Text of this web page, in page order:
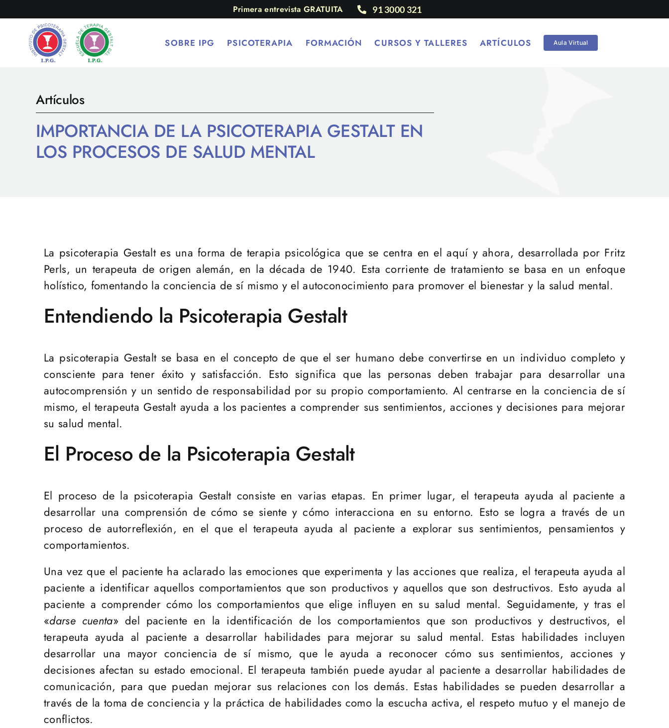
al
contenido
Primera entrevista GRATUITA 91 3000 321
SOBRE IPG PSICOTERAPIA FORMACIÓN CURSOS Y TALLERES ARTÍCULOS Aula Virtual
Artículos
IMPORTANCIA DE LA PSICOTERAPIA GESTALT EN
LOS PROCESOS DE SALUD MENTAL
La psicoterapia Gestalt es una forma de terapia psicológica que se centra en el aquí y ahora, desarrollada por Fritz
Perls, un terapeuta de origen alemán, en la década de 1940. Esta corriente de tratamiento se basa en un enfoque
holístico, fomentando la conciencia de sí mismo y el autoconocimiento para promover el bienestar y la salud mental.
Entendiendo la Psicoterapia Gestalt
La psicoterapia Gestalt se basa en el concepto de que el ser humano debe convertirse en un individuo completo y
consciente para tener éxito y satisfacción. Esto significa que las personas deben trabajar para desarrollar una
autocomprensión y un sentido de responsabilidad por su propio comportamiento. Al centrarse en la conciencia de sí
mismo, el terapeuta Gestalt ayuda a los pacientes a comprender sus sentimientos, acciones y decisiones para mejorar
su salud mental.
El Proceso de la Psicoterapia Gestalt
El proceso de la psicoterapia Gestalt consiste en varias etapas. En primer lugar, el terapeuta ayuda al paciente a
desarrollar una comprensión de cómo se siente y cómo interacciona en su entorno. Esto se logra a través de un
proceso de autorreflexión, en el que el terapeuta ayuda al paciente a explorar sus sentimientos, pensamientos y
comportamientos.
Una vez que el paciente ha aclarado las emociones que experimenta y las acciones que realiza, el terapeuta ayuda al
paciente a identificar aquellos comportamientos que son productivos y aquellos que son destructivos. Esto ayuda al
paciente a comprender cómo los comportamientos que elige influyen en su salud mental. Seguidamente, y tras el
«darse cuenta» del paciente en la identificación de los comportamientos que son productivos y destructivos, el
terapeuta ayuda al paciente a desarrollar habilidades para mejorar su salud mental. Estas habilidades incluyen
desarrollar una mayor conciencia de sí mismo, que le ayuda a reconocer cómo sus sentimientos, acciones y
decisiones afectan su estado emocional. El terapeuta también puede ayudar al paciente a desarrollar habilidades de
comunicación, para que puedan mejorar sus relaciones con los demás. Estas habilidades se pueden desarrollar a
través de la toma de conciencia y la práctica de habilidades como la escucha activa, el respeto mutuo y el manejo de
conflictos.